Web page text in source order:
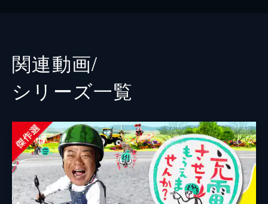
■行くぞ絶景の“佐渡島”縦断！■最南端“宿根
木”に美しすぎる尖閣湾110キロ！ですが■ひ
ゃ～富田靖子も岡田結実も海の幸ウマすぎヤ
バいよヤバいよSP■
#4 唐沢寿明が関東縦断！＜伊勢原⇒秩父
＞
■関東1都2県135キロ！大山阿夫利神社から
高尾山を通って埼玉最強の“金運神社”へ■7年
ぶり唐沢寿明＆初登場のウエストランド井口
が絶好調すぎ！ヤバいよ×2SP■
関連動画/
シリーズ⼀覧